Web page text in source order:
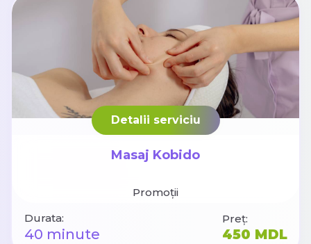
Detalii serviciu
Masaj Kobido
Promoții
Durata:
40 minute
Preț:
450 MDL